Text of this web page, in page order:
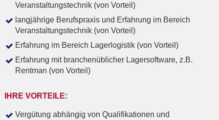
Veranstaltungstechnik (von Vorteil)
langjährige Berufspraxis und Erfahrung im Bereich
Veranstaltungstechnik (von Vorteil)
Erfahrung im Bereich Lagerlogistik (von Vorteil)
Erfahrung mit branchenüblicher Lagersoftware, z.B.
Rentman (von Vorteil)
IHRE VORTEILE:
Vergütung abhängig von Qualifikationen und